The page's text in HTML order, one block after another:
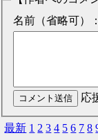
名前（省略可）：
応
最新 1 2 3 4 5 6 7 8